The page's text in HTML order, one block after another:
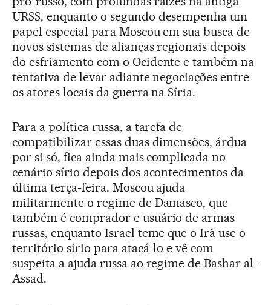
URSS, enquanto o segundo desempenha um
papel especial para Moscou em sua busca de
novos sistemas de alianças regionais depois
do esfriamento com o Ocidente e também na
tentativa de levar adiante negociações entre
os atores locais da guerra na Síria.
Para a política russa, a tarefa de
compatibilizar essas duas dimensões, árdua
por si só, fica ainda mais complicada no
cenário sírio depois dos acontecimentos da
última terça-feira. Moscou ajuda
militarmente o regime de Damasco, que
também é comprador e usuário de armas
russas, enquanto Israel teme que o Irã use o
território sírio para atacá-lo e vê com
suspeita a ajuda russa ao regime de Bashar al-
Assad.